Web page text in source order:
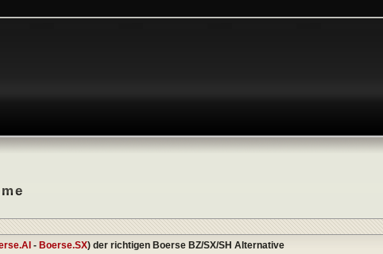
- Boerse.SX) der richtigen Boerse BZ/SX/SH Alternative